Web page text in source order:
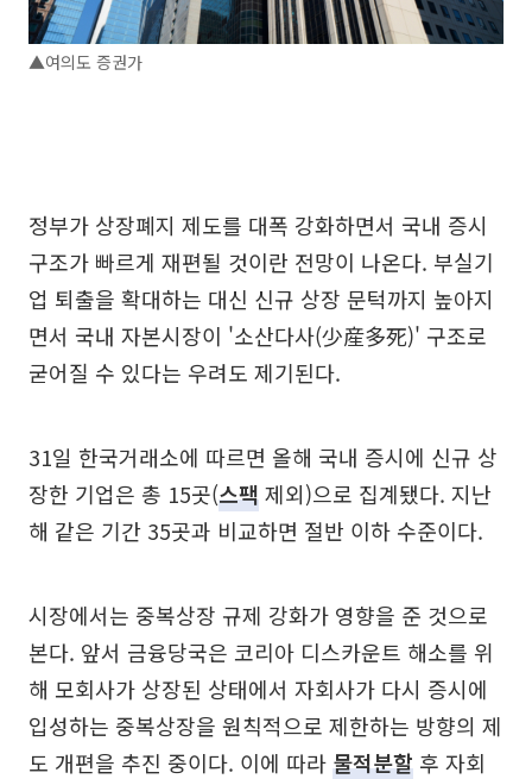
▲여의도 증권가
정부가 상장폐지 제도를 대폭 강화하면서 국내 증시
구조가 빠르게 재편될 것이란 전망이 나온다. 부실기
업 퇴출을 확대하는 대신 신규 상장 문턱까지 높아지
면서 국내 자본시장이 '소산다사(少産多死)' 구조로
굳어질 수 있다는 우려도 제기된다.
31일 한국거래소에 따르면 올해 국내 증시에 신규 상
장한 기업은 총 15곳(스팩제외)으로 집계됐다. 지난
해 같은 기간 35곳과 비교하면 절반 이하 수준이다.
시장에서는 중복상장 규제 강화가 영향을 준 것으로
본다. 앞서 금융당국은 코리아 디스카운트 해소를 위
해 모회사가 상장된 상태에서 자회사가 다시 증시에
입성하는 중복상장을 원칙적으로 제한하는 방향의 제
도 개편을 추진 중이다. 이에 따라물적분할 후 자회